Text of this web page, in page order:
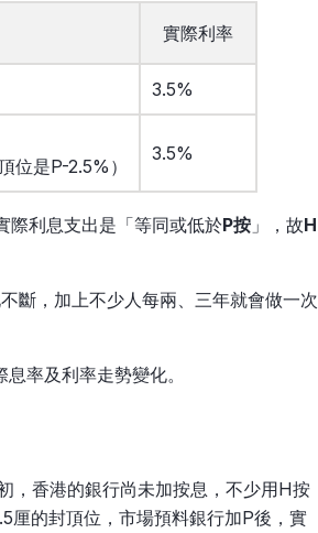
實際利率
3.5%
位是P-2.5%）
3.5%
際利息支出是「等同或低於P按」，故H
斷，加上不少人每兩、三年就會做一次
率及利率走勢變化。
，香港的銀行尚未加按息，不少用H按
厘的封頂位，市場預料銀行加P後，實